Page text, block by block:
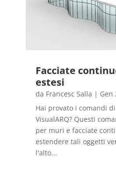
Facciate
estesi
da Francesc Salla | Gen
Hai provato i comandi
VisualARQ? Questi
per muri e facciate
estendere tali oggetti
l'alto...